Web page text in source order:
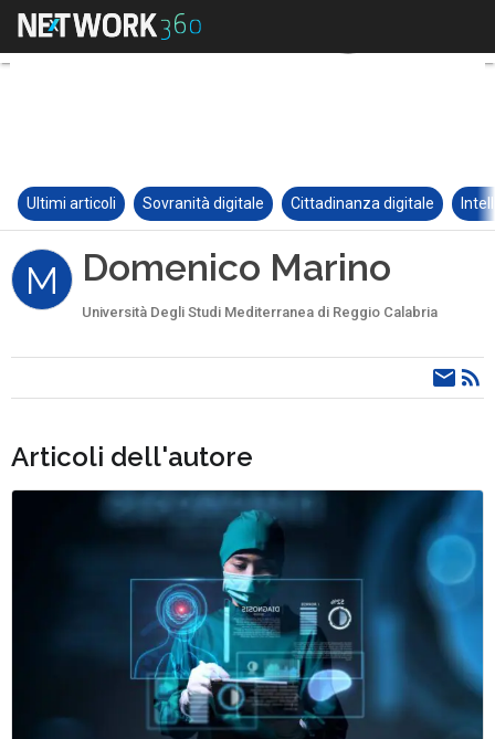
Ultimi articoli Sovranità digitale Cittadinanza digitale
M Domenico Marino
Università Degli Studi Mediterranea di Reggio Calabria
Articoli dell'autore